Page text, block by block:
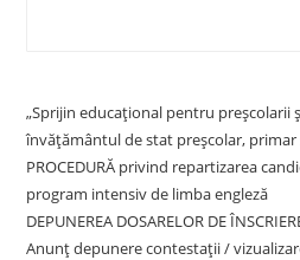
„Sprijin educațional pentru preșcolarii
învățământul de stat preșcolar, primar
PROCEDURĂ privind repartizarea
program intensiv de limba engleză
DEPUNEREA DOSARELOR DE
Anunț depunere contestații /